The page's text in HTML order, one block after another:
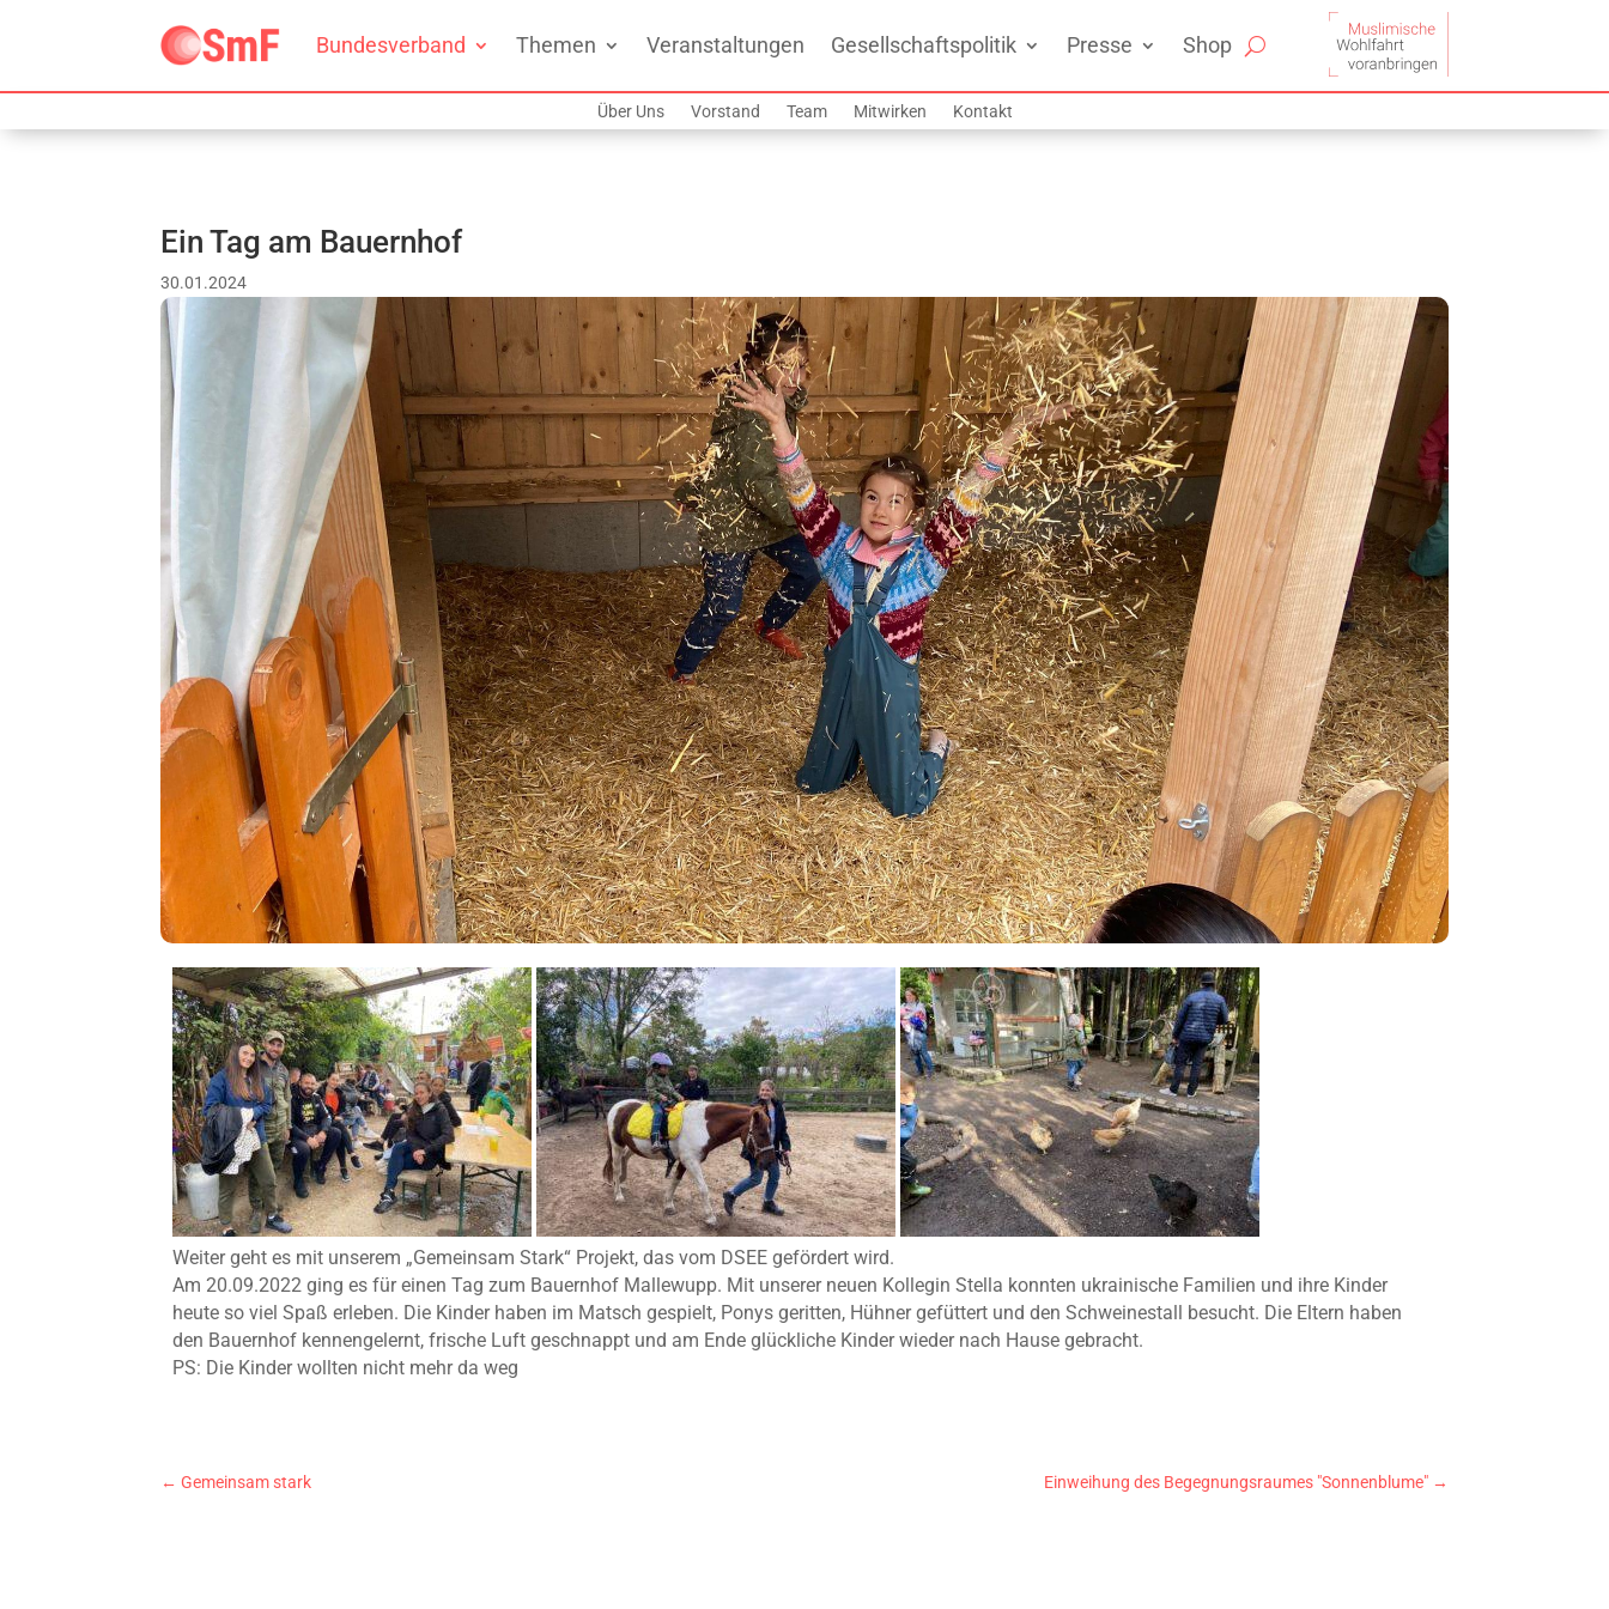
Bundesverband Themen Veranstaltungen Gesellschaftspolitik Presse Shop
Über Uns Vorstand Team Mitwirken Kontakt
Ein Tag am Bauernhof
30.01.2024
Weiter geht es mit unserem „Gemeinsam Stark“ Projekt, das vom DSEE gefördert wird.
Am 20.09.2022 ging es für einen Tag zum Bauernhof Mallewupp. Mit unserer neuen Kollegin Stella konnten ukrainische Familien und ihre Kinder
heute so viel Spaß erleben. Die Kinder haben im Matsch gespielt, Ponys geritten, Hühner gefüttert und den Schweinestall besucht. Die Eltern haben
den Bauernhof kennengelernt, frische Luft geschnappt und am Ende glückliche Kinder wieder nach Hause gebracht.
PS: Die Kinder wollten nicht mehr da weg
←Gemeinsam stark Einweihung des Begegnungsraumes "Sonnenblume"→